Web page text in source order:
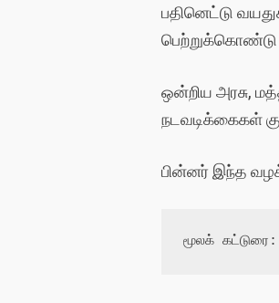
பதினெட்டு
பெற்றுக்கொண்டு
ஒன்றிய அரசு,
நடவடிக்கைகள்
பின்னர் இந்த
மூலக் கட்டுரை: